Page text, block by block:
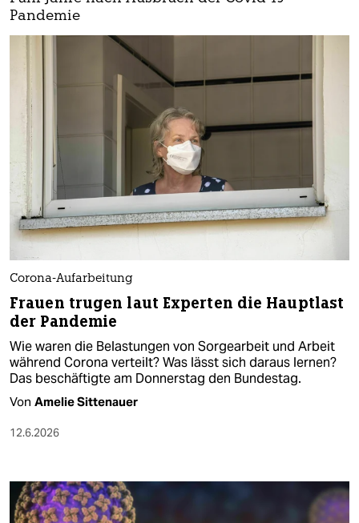
Pandemie
Corona-Aufarbeitung
Frauen trugen laut Experten die Hauptlast
der Pandemie
Wie waren die Belastungen von Sorgearbeit und Arbeit
während Corona verteilt? Was lässt sich daraus lernen?
Das beschäftigte am Donnerstag den Bundestag.
Von Amelie Sittenauer
12.6.2026